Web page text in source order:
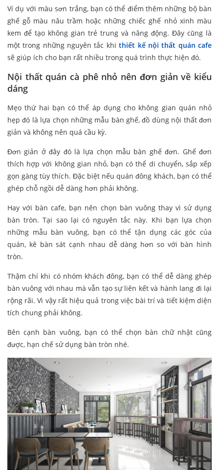
Ví dụ với màu sơn trắng, bạn có thể điểm thêm những bộ bàn
ghế gỗ màu nâu trầm hoặc những chiếc ghế nhỏ xinh màu
kem để tạo không gian trẻ trung và năng động. Đây cũng là
một trong những nguyên tắc khithiết kế nội thất quán cafe
sẽ giúp ích cho bạn rất nhiều trong quá trình thực hiện đó.
Nội thất quán cà phê nhỏ nên đơn giản về kiểu
dáng
Mẹo thứ hai bạn có thể áp dụng cho không gian quán nhỏ
hẹp đó là lựa chọn những mẫu bàn ghế, đồ dùng nội thất đơn
giản và không nên quá cầu kỳ.
Đơn giản ở đây đó là lựa chọn mẫu bàn ghế đơn. Ghế đơn
thích hợp với không gian nhỏ, bạn có thể di chuyển, sắp xếp
gọn gàng tùy thích. Đặc biệt nếu quán đông khách, bạn có thể
ghép chỗ ngồi dễ dàng hơn phải không.
Hay với bàn cafe, bạn nên chọn bàn vuông thay vì sử dụng
bàn tròn. Tại sao lại có nguyên tắc này. Khi bạn lựa chọn
những mẫu bàn vuông, bạn có thể tận dụng các góc của
quán, kê bàn sát cạnh nhau dễ dàng hơn so với bàn hình
tròn.
Thậm chí khi có nhóm khách đông, bạn có thể dễ dàng ghép
bàn vuông với nhau mà vẫn tạo sự liên kết và hành lang đi lại
rộng rãi. Vì vậy rất hiệu quả trong việc bài trí và tiết kiệm diện
tích chung phải không.
Bên cạnh bàn vuông, bạn có thể chọn bàn chữ nhật cũng
được, hạn chế sử dụng bàn tròn nhé.